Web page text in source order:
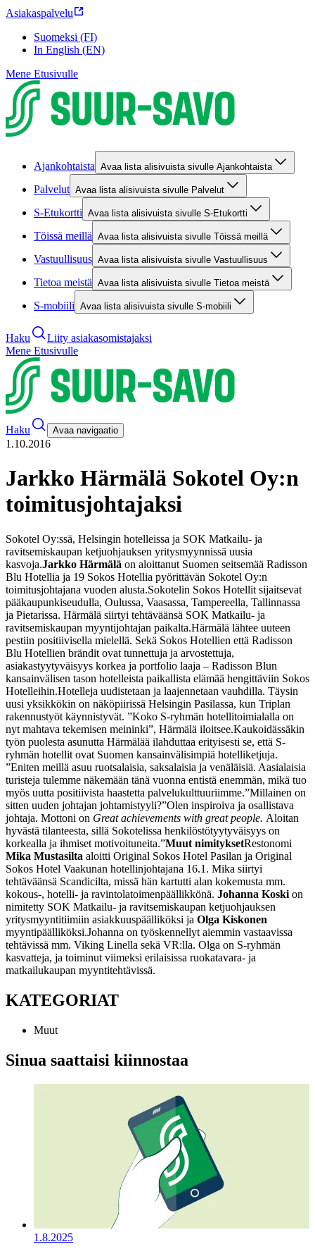
Asiakaspalvelu
Suomeksi (FI)
In English (EN)
Mene Etusivulle
Ajankohtaista Avaa lista alisivuista sivulle Ajankohtaista
Palvelut Avaa lista alisivuista sivulle Palvelut
S-Etukortti Avaa lista alisivuista sivulle S-Etukortti
Töissä meillä Avaa lista alisivuista sivulle Töissä meillä
Vastuullisuus Avaa lista alisivuista sivulle Vastuullisuus
Tietoa meistä Avaa lista alisivuista sivulle Tietoa meistä
S-mobiili Avaa lista alisivuista sivulle S-mobiili
Haku
Liity asiakasomistajaksi
Mene Etusivulle
Haku Avaa navigaatio
1.10.2016
Jarkko Härmälä Sokotel Oy:n
toimitusjohtajaksi
Sokotel Oy:ssä, Helsingin hotelleissa ja SOK Matkailu- ja
ravitsemiskaupan ketjuohjauksen yritysmyynnissä uusia
kasvoja.Jarkko Härmälä on aloittanut Suomen seitsemää Radisson
Blu Hotellia ja 19 Sokos Hotellia pyörittävän Sokotel Oy:n
toimitusjohtajana vuoden alusta.Sokotelin Sokos Hotellit sijaitsevat
pääkaupunkiseudulla, Oulussa, Vaasassa, Tampereella, Tallinnassa
ja Pietarissa. Härmälä siirtyi tehtäväänsä SOK Matkailu- ja
ravitsemiskaupan myyntijohtajan paikalta.Härmälä lähtee uuteen
pestiin positiivisella mielellä. Sekä Sokos Hotellien että Radisson
Blu Hotellien brändit ovat tunnettuja ja arvostettuja,
asiakastyytyväisyys korkea ja portfolio laaja – Radisson Blun
kansainvälisen tason hotelleista paikallista elämää hengittäviin Sokos
Hotelleihin.Hotelleja uudistetaan ja laajennetaan vauhdilla. Täysin
uusi yksikkökin on näköpiirissä Helsingin Pasilassa, kun Triplan
rakennustyöt käynnistyvät. ”Koko S-ryhmän hotellitoimialalla on
nyt mahtava tekemisen meininki”, Härmälä iloitsee.Kaukoidässäkin
työn puolesta asunutta Härmälää ilahduttaa erityisesti se, että S-
ryhmän hotellit ovat Suomen kansainvälisimpiä hotelliketjuja.
”Eniten meillä asuu ruotsalaisia, saksalaisia ja venäläisiä. Aasialaisia
turisteja tulemme näkemään tänä vuonna entistä enemmän, mikä tuo
myös uutta positiivista haastetta palvelukulttuuriimme.”Millainen on
sitten uuden johtajan johtamistyyli?”Olen inspiroiva ja osallistava
johtaja. Mottoni on Great achievements with great people. Aloitan
hyvästä tilanteesta, sillä Sokotelissa henkilöstötyytyväisyys on
korkealla ja ihmiset motivoituneita.”Muut nimityksetRestonomi
Mika Mustasilta aloitti Original Sokos Hotel Pasilan ja Original
Sokos Hotel Vaakunan hotellinjohtajana 16.1. Mika siirtyi
tehtäväänsä Scandicilta, missä hän kartutti alan kokemusta mm.
kokous-, hotelli- ja ravintolatoimenpäällikkönä. Johanna Koski on
nimitetty SOK Matkailu- ja ravitsemiskaupan ketjuohjauksen
yritysmyyntitiimiin asiakkuuspäälliköksi ja Olga Kiskonen
myyntipäälliköksi.Johanna on työskennellyt aiemmin vastaavissa
tehtävissä mm. Viking Linella sekä VR:lla. Olga on S-ryhmän
kasvatteja, ja toiminut viimeksi erilaisissa ruokatavara- ja
matkailukaupan myyntitehtävissä.
KATEGORIAT
Muut
Sinua saattaisi kiinnostaa
1.8.2025